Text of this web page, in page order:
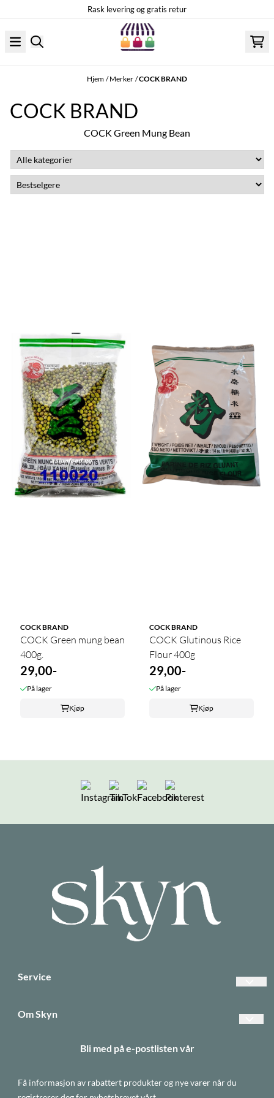
Rask levering og gratis retur
Hjem /Merker /COCK BRAND
COCK BRAND
COCK Green Mung Bean
COCK BRAND
COCK Green mung bean
400g.
29,00-
På lager
Kjøp
COCK BRAND
COCK Glutinous Rice
Flour 400g
29,00-
På lager
Kjøp
Følg oss på Instagram
Følg oss på TikTok
Følg oss på Facebook
Service
Informasjonskapsler
Om Skyn
Personvern
Bli med på e-postlisten vår
Få informasjon av rabattert produkter og nye varer når du